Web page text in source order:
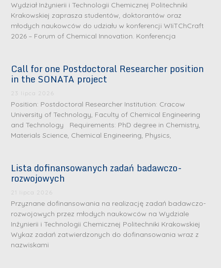
Wydział Inżynierii i Technologii Chemicznej Politechniki
Krakowskiej zaprasza studentów, doktorantów oraz
młodych naukowców do udziału w konferencji WIiTChCraft
2026 – Forum of Chemical Innovation. Konferencja
Call for one Postdoctoral Researcher position
in the SONATA project
23 lipca 2026
Position: Postdoctoral Researcher Institution: Cracow
University of Technology, Faculty of Chemical Engineering
and Technology Requirements: PhD degree in Chemistry,
Materials Science, Chemical Engineering, Physics,
Lista dofinansowanych zadań badawczo-
rozwojowych
21 lipca 2026
Przyznane dofinansowania na realizację zadań badawczo-
rozwojowych przez młodych naukowców na Wydziale
Inżynierii i Technologii Chemicznej Politechniki Krakowskiej
Wykaz zadań zatwierdzonych do dofinansowania wraz z
nazwiskami